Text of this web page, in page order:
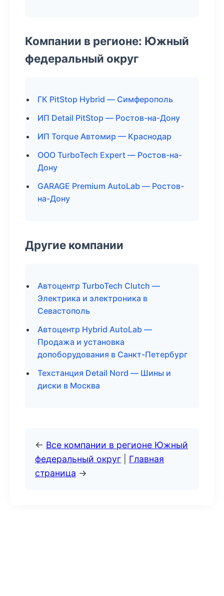
Компании в регионе: Южный
федеральный округ
ГК PitStop Hybrid — Симферополь
ИП Detail PitStop — Ростов-на-Дону
ИП Torque Автомир — Краснодар
ООО TurboTech Expert — Ростов-на-
Дону
GARAGE Premium AutoLab — Ростов-
на-Дону
Другие компании
Автоцентр TurboTech Clutch —
Электрика и электроника в
Севастополь
Автоцентр Hybrid AutoLab —
Продажа и установка
допоборудования в Санкт-Петербург
Техстанция Detail Nord — Шины и
диски в Москва
← Все компании в регионе Южный
федеральный округ
Главная
страница →